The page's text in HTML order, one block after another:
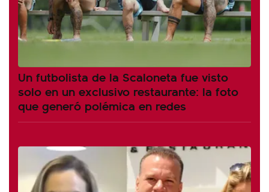
Un futbolista de la Scaloneta fue visto
solo en un exclusivo restaurante: la foto
que generó polémica en redes